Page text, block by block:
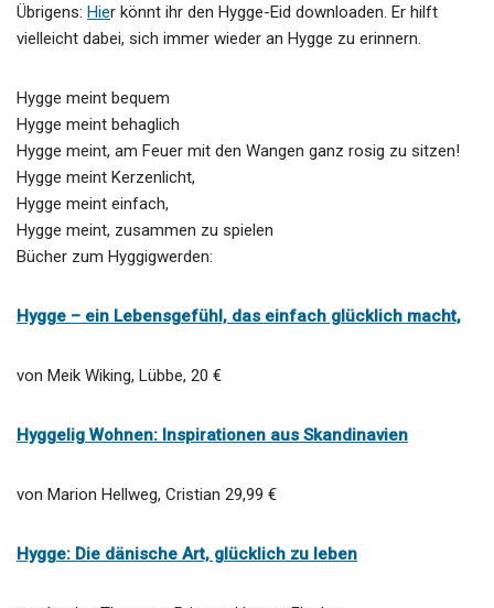
Übrigens: Hier könnt ihr den Hygge-Eid downloaden. Er hilft
vielleicht dabei, sich immer wieder an Hygge zu erinnern.
Hygge meint bequem
Hygge meint behaglich
Hygge meint, am Feuer mit den Wangen ganz rosig zu sitzen!
Hygge meint Kerzenlicht,
Hygge meint einfach,
Hygge meint, zusammen zu spielen
Bücher zum Hyggigwerden:
Hygge – ein Lebensgefühl, das einfach glücklich macht,
von Meik Wiking, Lübbe, 20 €
Hyggelig Wohnen: Inspirationen aus Skandinavien
von Marion Hellweg, Cristian 29,99 €
Hygge: Die dänische Art, glücklich zu leben